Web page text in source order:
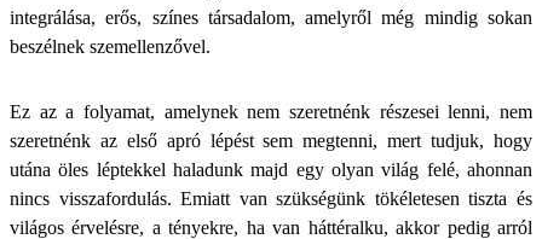
integrálása, erős, színes társadalom, amelyről még mindig sokan
beszélnek szemellenzővel.
Ez az a folyamat, amelynek nem szeretnénk részesei lenni, nem
szeretnénk az első apró lépést sem megtenni, mert tudjuk, hogy
utána öles léptekkel haladunk majd egy olyan világ felé, ahonnan
nincs visszafordulás. Emiatt van szükségünk tökéletesen tiszta és
világos érvelésre, a tényekre, ha van háttéralku, akkor pedig arról